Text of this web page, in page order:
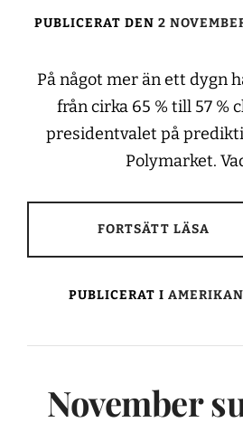
PUBLICERAT DEN 2
På något mer än ett dygn
från cirka 65 % till 57 %
presidentvalet på
Polymarket.
FORTSÄTT LÄSA
PUBLICERAT I
November